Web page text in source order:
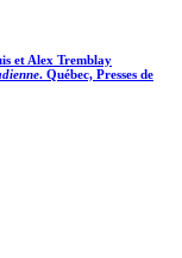
et Alex Tremblay
. Québec, Presses de